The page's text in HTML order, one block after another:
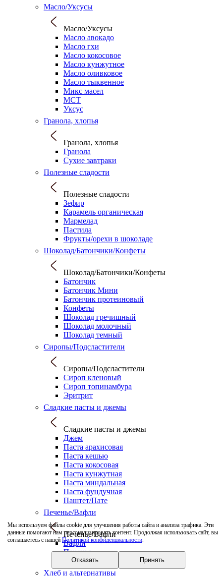
Мы используем файлы cookie для улучшения работы сайта и анализа трафика. Эти
данные помогают нам персонализировать контент. Продолжая использовать сайт, вы
соглашаетесь с нашей Политикой конфиденциальности.
Отказать Принять
Масло/Уксусы
Масло/Уксусы
Масло авокадо
Масло гхи
Масло кокосовое
Масло кунжутное
Масло оливковое
Масло тыквенное
Микс масел
МСТ
Уксус
Гранола, хлопья
Гранола, хлопья
Гранола
Сухие завтраки
Полезные сладости
Полезные сладости
Зефир
Карамель органическая
Мармелад
Пастила
Фрукты/орехи в шоколаде
Шоколад/Батончики/Конфеты
Шоколад/Батончики/Конфеты
Батончик
Батончик Мини
Батончик протеиновый
Конфеты
Шоколад гречишный
Шоколад молочный
Шоколад темный
Сиропы/Подсластители
Сиропы/Подсластители
Сироп кленовый
Сироп топинамбура
Эритрит
Сладкие пасты и джемы
Сладкие пасты и джемы
Джем
Паста арахисовая
Паста кешью
Паста кокосовая
Паста кунжутная
Паста миндальная
Паста фундучная
Паштет/Пате
Печенье/Вафли
Печенье/Вафли
Вафли
Печенье
Печенье протеиновое
Хлеб и альтернативы